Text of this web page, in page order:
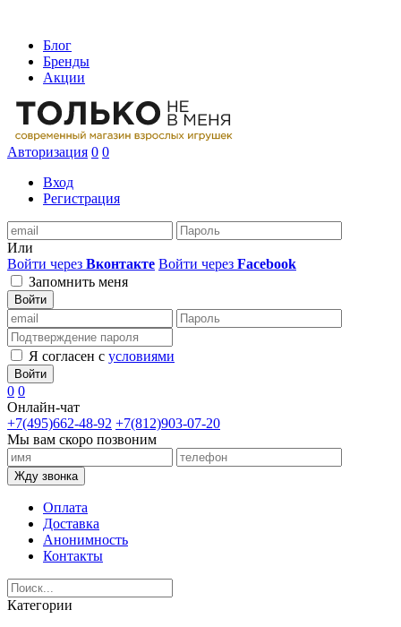
Блог
Бренды
Акции
Авторизация 0 0
Вход
Регистрация
Или
Войти через Вконтакте Войти через Facebook
Запомнить меня
Войти
Я согласен с условиями
Войти
0 0
Онлайн-чат
+7(495)662-48-92 +7(812)903-07-20
Мы вам скоро позвоним
Жду звонка
Оплата
Доставка
Анонимность
Контакты
Категории